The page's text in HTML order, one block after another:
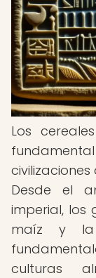
Los
Desde el
imperial, los
maíz y la
culturas